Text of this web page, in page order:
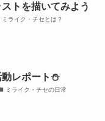
トを描いてみよう
ミライク・チセとは？
レポート⛄
ミライク・チセの日常